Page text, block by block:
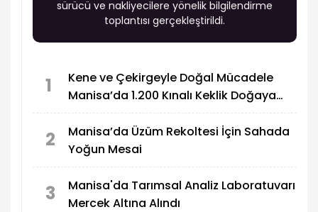
sürücü ve nakliyecilere yönelik bilgilendirme
toplantısı gerçekleştirildi.
1
Kene ve Çekirgeyle Doğal Mücadele
Manisa’da 1.200 Kınalı Keklik Doğaya
2
Manisa’da Üzüm Rekoltesi İçin Sahada
Yoğun Mesai
3
Manisa'da Tarımsal Analiz Laboratuvarı
Mercek Altına Alındı